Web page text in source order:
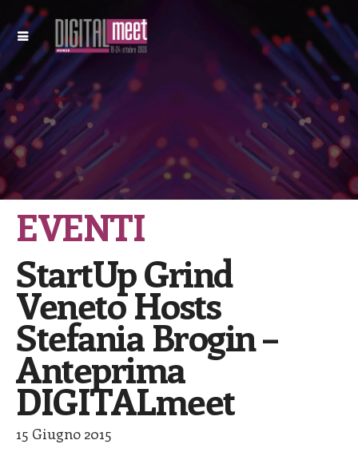
EVENTI
StartUp Grind
Veneto Hosts
Stefania Brogin –
Anteprima
DIGITALmeet
15 Giugno 2015